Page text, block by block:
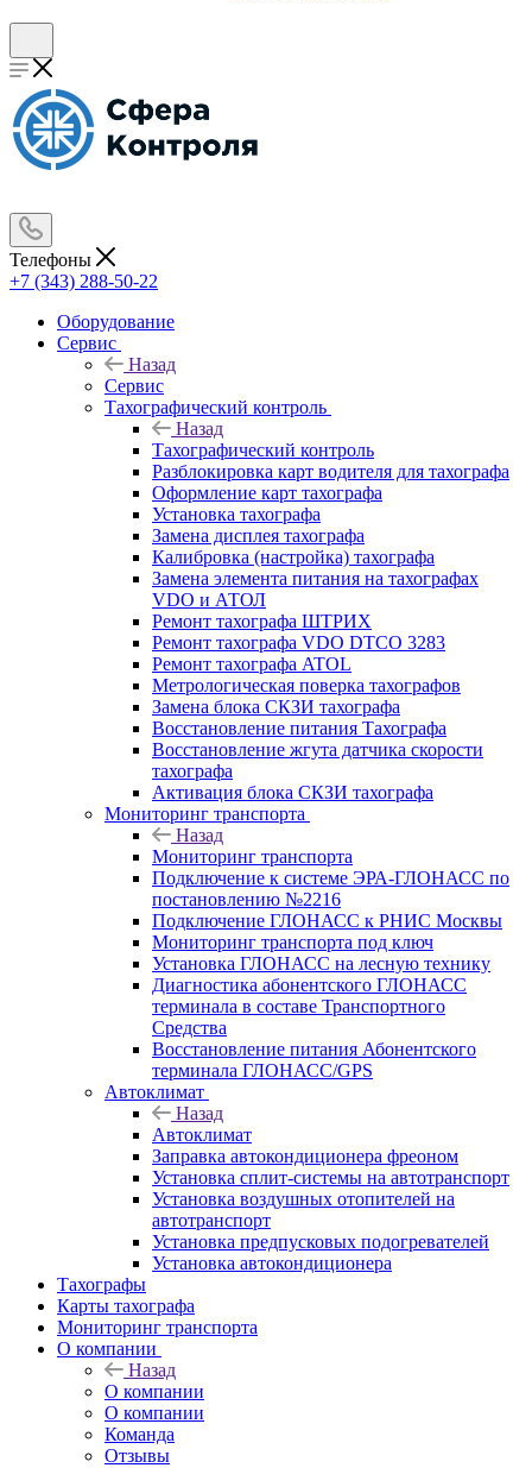
Телефоны
+7 (343) 288-50-22
Оборудование
Сервис
Назад
Сервис
Тахографический контроль
Назад
Тахографический контроль
Разблокировка карт водителя для тахографа
Оформление карт тахографа
Установка тахографа
Замена дисплея тахографа
Калибровка (настройка) тахографа
Замена элемента питания на тахографах
VDO и АТОЛ
Ремонт тахографа ШТРИХ
Ремонт тахографа VDO DTCO 3283
Ремонт тахографа ATOL
Метрологическая поверка тахографов
Замена блока СКЗИ тахографа
Восстановление питания Тахографа
Восстановление жгута датчика скорости
тахографа
Активация блока СКЗИ тахографа
Мониторинг транспорта
Назад
Мониторинг транспорта
Подключение к системе ЭРА-ГЛОНАСС по
постановлению №2216
Подключение ГЛОНАСС к РНИС Москвы
Мониторинг транспорта под ключ
Установка ГЛОНАСС на лесную технику
Диагностика абонентского ГЛОНАСС
терминала в составе Транспортного
Средства
Восстановление питания Абонентского
терминала ГЛОНАСС/GPS
Автоклимат
Назад
Автоклимат
Заправка автокондиционера фреоном
Установка сплит-системы на автотранспорт
Установка воздушных отопителей на
автотранспорт
Установка предпусковых подогревателей
Установка автокондиционера
Тахографы
Карты тахографа
Мониторинг транспорта
О компании
Назад
О компании
О компании
Команда
Отзывы